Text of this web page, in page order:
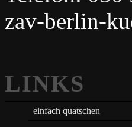
zav-berlin-
LINKS
einfach quatschen